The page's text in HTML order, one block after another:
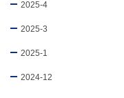
2025-4
2025-3
2025-1
2024-12